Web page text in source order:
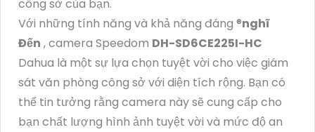
công sở của bạn.
Với những tính năng và khả năng đáng ®️nghĩ
Đến , camera Speedom DH-SD6CE225I-HC
Dahua là một sự lựa chọn tuyệt vời cho việc giám
sát văn phòng công sở với diện tích rộng. Bạn có
thể tin tưởng rằng camera này sẽ cung cấp cho
bạn chất lượng hình ảnh tuyệt vời và mức độ an